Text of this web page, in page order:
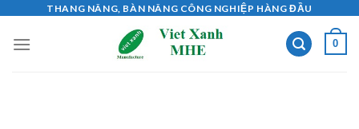
content
THANG NÂNG, BÀN NÂNG CÔNG NGHIỆP HÀNG ĐẦU
0